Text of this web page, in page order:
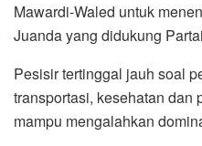
Mawardi-Waled untuk
Juanda yang didukung
Pesisir tertinggal jauh soal
transportasi, kesehatan dan
mampu mengalahkan